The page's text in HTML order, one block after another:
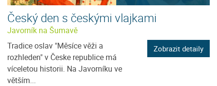
Český den s českými vlajkami
Javorník na Šumavě
Tradice oslav "Měsíce věži a
rozhleden" v Česke republice má
víceletou historii. Na Javorníku ve
větším...
Zobrazit detaily